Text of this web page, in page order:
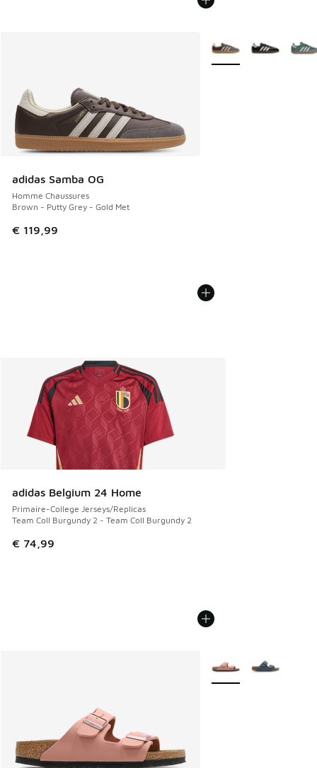
adidas Samba OG
Homme Chaussures
Brown - Putty Grey - Gold Met
€ 119,99
Plus de couleurs
adidas Belgium 24 Home
Primaire-College Jerseys/Replicas
Team Coll Burgundy 2 - Team Coll Burgundy 2
€ 74,99
Plus de couleurs